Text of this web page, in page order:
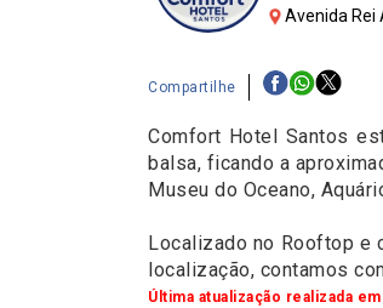
Avenida Rei
Compartilhe
Comfort Hotel Santos
balsa, ficando a
Museu do Oceano,
Localizado no Rooftop e
localização, contamos
Última atualização realizada